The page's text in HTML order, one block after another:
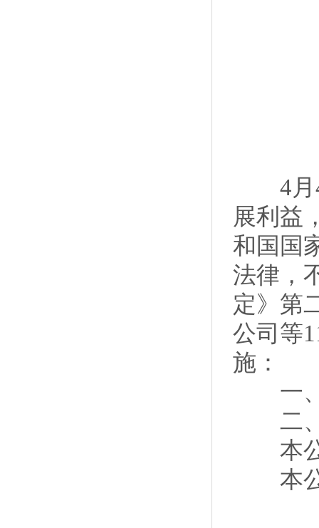
4月4
展利益
和国国
法律，
定》第
公司等
施：
一、
二、
本公
本公